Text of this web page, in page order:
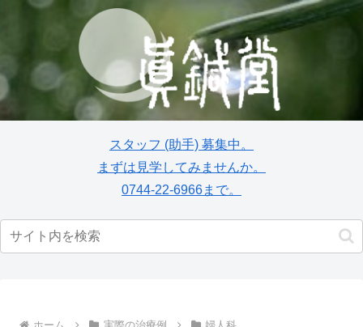
スタッフ (助手) 募集中。
まずは見学してみませんか。
0744-22-6966まで。